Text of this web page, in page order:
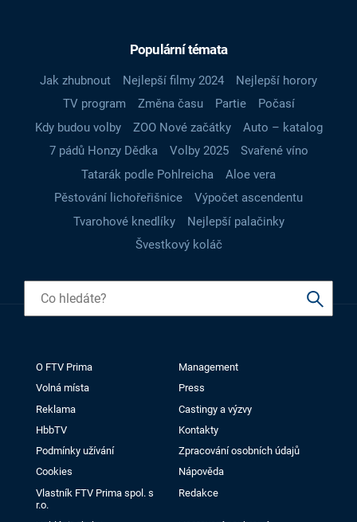
Populární témata
Jak zhubnout Nejlepší filmy 2024
Nejlepší horory
TV program
Změna času Partie
Počasí
Kdy budou volby
ZOO Nové začátky
Auto – katalog
7 pádů Honzy Dědka
Volby 2025
Svařené víno
Tatarák podle Pohlreicha
Aloe vera
Pěstování lichořeřišnice
Výpočet ascendentu
Tvarohové knedlíky
Nejlepší palačinky
Švestkový koláč
O FTV Prima
Management
Volná místa
Press
Reklama
Castingy a výzvy
HbbTV
Kontakty
Podmínky užívání
Zpracování osobních údajů
Cookies
Nápověda
Vlastník FTV Prima spol. s
r.o.
Redakce